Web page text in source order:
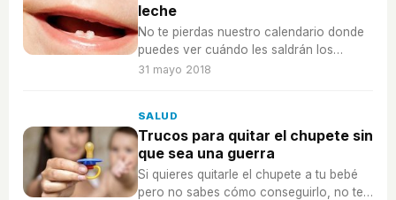
leche
No te pierdas nuestro calendario donde
puedes ver cuándo les saldrán los
dientes de leche a tus hijos.
31 mayo 2018
SALUD
Trucos para quitar el chupete sin
que sea una guerra
Si quieres quitarle el chupete a tu bebé
pero no sabes cómo conseguirlo, no te